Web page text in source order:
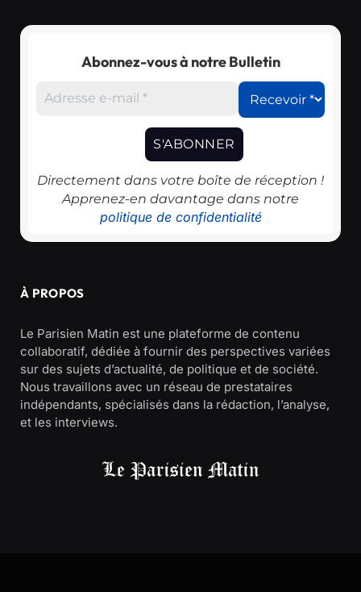
Abonnez-vous à notre Bulletin
Directement dans votre boîte de réception !
Apprenez-en davantage dans notre
politique de confidentialité
À PROPOS
Le Parisien Matin est une plateforme de contenu
collaboratif, dédiée à fournir des perspectives variées
sur des sujets d’actualité, de politique et de société.
Nous travaillons avec un réseau de prestataires
indépendants, spécialisés dans la rédaction, l’analyse,
et les interviews.